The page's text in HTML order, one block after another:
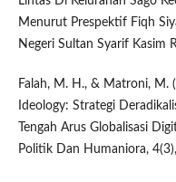
Menurut Prespektif Fiqh
Negeri Sultan Syarif Kasim
Falah, M. H., & Matroni, M.
Ideology: Strategi
Tengah Arus Globalisasi
Politik Dan Humaniora,